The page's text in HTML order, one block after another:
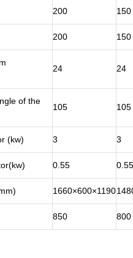
200 150
200 150
24 24
of the
105 105
(kw) 3 3
0.55 0.55
1660×600×1190
850 800